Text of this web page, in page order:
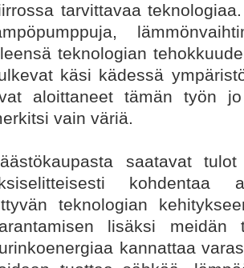
tarvittavaa
teknologian
käsi kädessä
aloittaneet tämän työn
vain väriä.
saatavat
kohdentaa
teknologian
lisäksi meidän
kannattaa